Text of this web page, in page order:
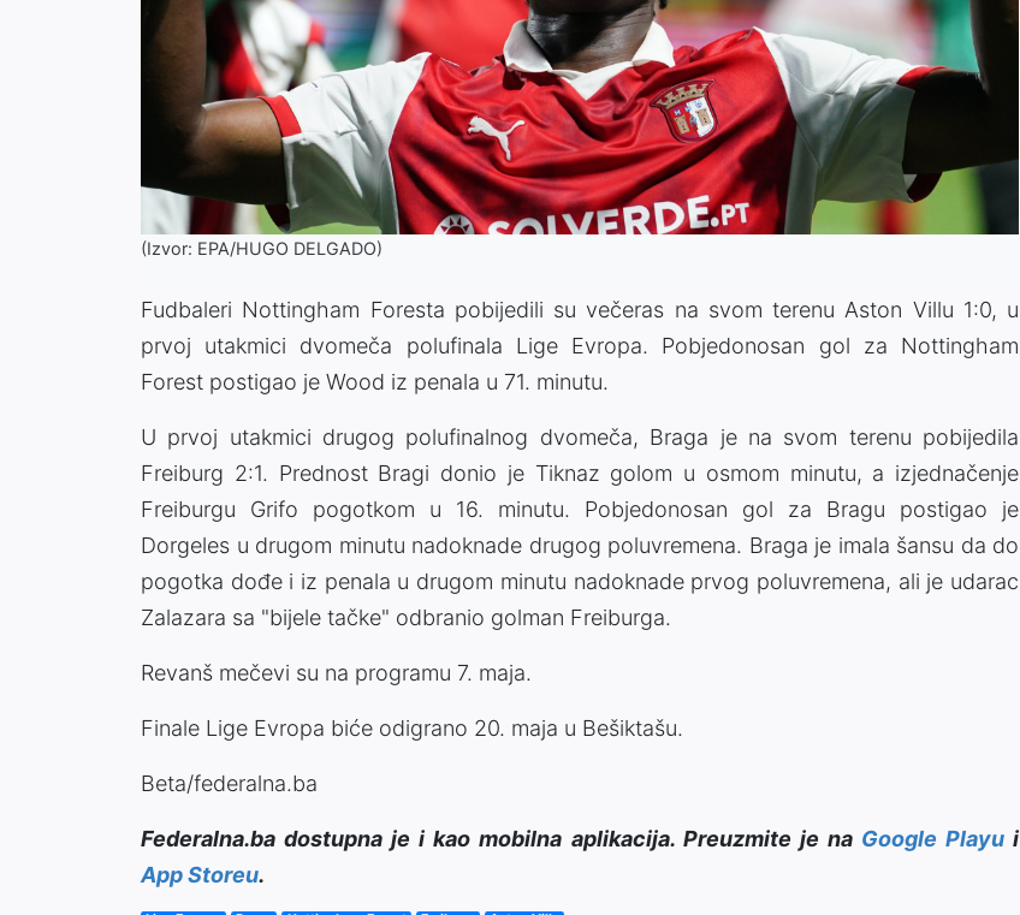
(Izvor: EPA/HUGO DELGADO)
Fudbaleri Nottingham Foresta pobijedili su večeras na svom terenu Aston Villu 1:0, u
prvoj utakmici dvomeča polufinala Lige Evropa. Pobjedonosan gol za Nottingham
Forest postigao je Wood iz penala u 71. minutu.
U prvoj utakmici drugog polufinalnog dvomeča, Braga je na svom terenu pobijedila
Freiburg 2:1. Prednost Bragi donio je Tiknaz golom u osmom minutu, a izjednačenje
Freiburgu Grifo pogotkom u 16. minutu. Pobjedonosan gol za Bragu postigao je
Dorgeles u drugom minutu nadoknade drugog poluvremena. Braga je imala šansu da do
pogotka dođe i iz penala u drugom minutu nadoknade prvog poluvremena, ali je udarac
Zalazara sa "bijele tačke" odbranio golman Freiburga.
Revanš mečevi su na programu 7. maja.
Finale Lige Evropa biće odigrano 20. maja u Bešiktašu.
Beta/federalna.ba
Federalna.ba dostupna je i kao mobilna aplikacija. Preuzmite je na Google Playui
App Storeu.